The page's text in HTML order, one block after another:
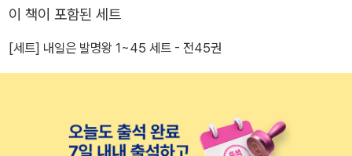
이 책이 포함된 세트
[세트] 내일은 발명왕 1~45 세트 - 전45권